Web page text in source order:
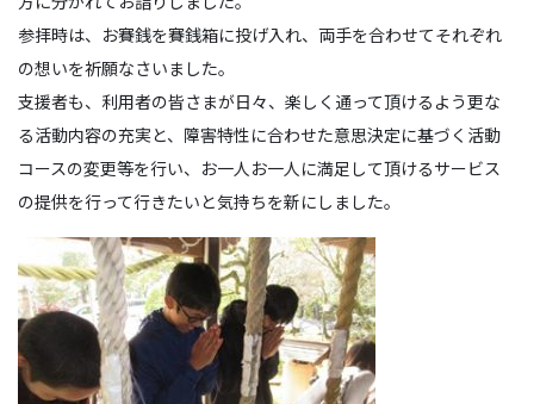
参拝時は、お賽銭を賽銭箱に投げ入れ、両手を合わせてそれぞれ
の想いを祈願なさいました。
支援者も、利用者の皆さまが日々、楽しく通って頂けるよう更な
る活動内容の充実と、障害特性に合わせた意思決定に基づく活動
コースの変更等を行い、お一人お一人に満足して頂けるサービス
の提供を行って行きたいと気持ちを新にしました。